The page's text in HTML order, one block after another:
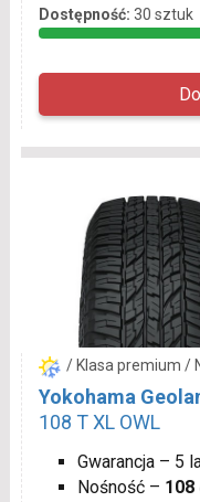
Dostępność: 30 sztuk
/ Klasa premium /
Yokohama
108 T XL OWL
Gwarancja – 5
Nośność – 108